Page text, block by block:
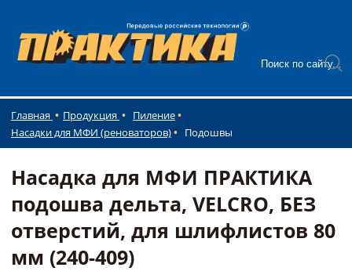
Главная Продукция
Пиление
Насадки для МФИ (реноваторов)
Подошвы
Насадка для МФИ ПРАКТИКА
подошва дельта, VELCRO, БЕЗ
отверстий, для шлифлистов 80
мм (240-409)